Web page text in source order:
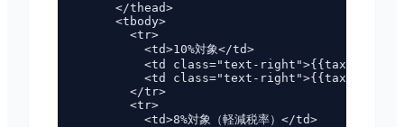
      </thead>
      <tbody>
        <tr>
          <td>10%対象</td>
<td class="text-
<td class="text-
        </tr>
        <tr>
          <td>8%対象（軽減税率）</td>